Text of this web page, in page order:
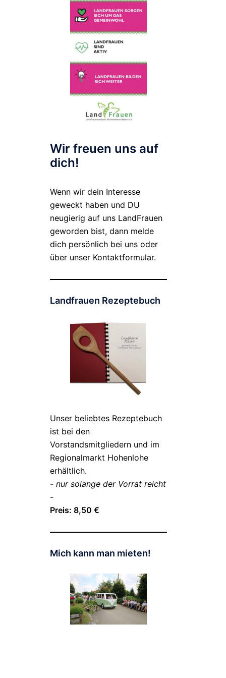
Wir freuen uns auf
dich!
Wenn wir dein Interesse
geweckt haben und DU
neugierig auf uns LandFrauen
geworden bist, dann melde
dich persönlich bei uns oder
über unser Kontaktformular.
Landfrauen Rezeptebuch
Unser beliebtes Rezeptebuch
ist bei den
Vorstandsmitgliedern und im
Regionalmarkt Hohenlohe
erhältlich.
- nur solange der Vorrat reicht
-
Preis: 8,50 €
Mich kann man mieten!